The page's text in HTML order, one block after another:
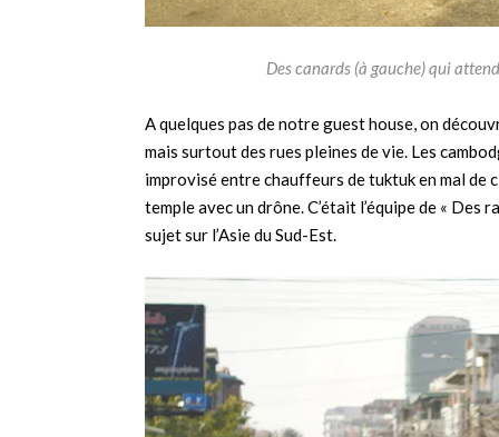
Des canards (à gauche) qui
A quelques pas de notre guest house, on
mais surtout des rues pleines de vie. Les
improvisé entre chauffeurs de tuktuk en mal de
temple avec un drône. C’était l’équipe de «
sujet sur l’Asie du Sud-Est.